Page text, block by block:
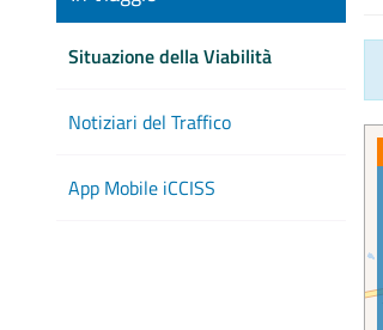
Situazione della Viabilità
Notiziari del Traffico
App Mobile iCCISS